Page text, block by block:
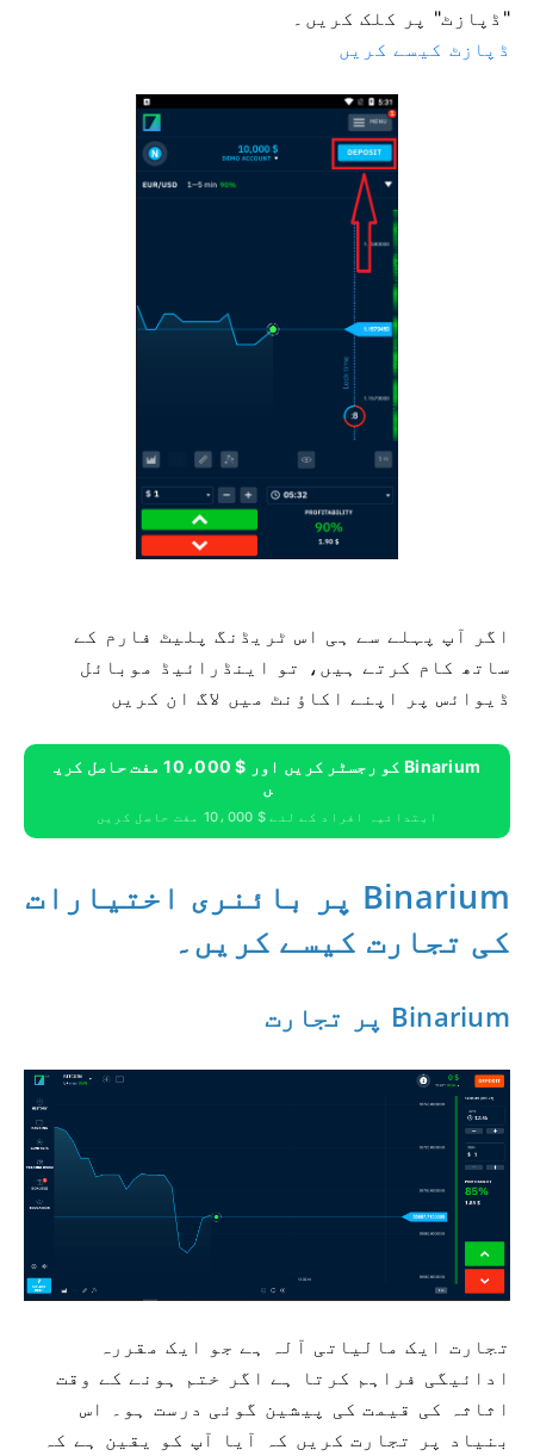
"ڈپازٹ" پر کلک کریں۔
ڈپازٹ کیسے کریں
اگر آپ پہلے سے ہی اس ٹریڈنگ پلیٹ فارم کے
ساتھ کام کرتے ہیں، تو اینڈرائیڈ موبائل
ڈیوائس پر اپنے اکاؤنٹ میں لاگ ان کریں
Binarium کو رجسٹر کریں اور $ 10،000 مفت حاصل کری
ں
ابتدائیہ افراد کے لئے $ 10،000 مفت حاصل کریں
Binarium پر بائنری اختیارات
کی تجارت کیسے کریں۔
Binarium پر تجارت
تجارت ایک مالیاتی آلہ ہے جو ایک مقررہ
ادائیگی فراہم کرتا ہے اگر ختم ہونے کے وقت
اثاثہ کی قیمت کی پیشین گوئی درست ہو۔ اس
بنیاد پر تجارت کریں کہ آیا آپ کو یقین ہے کہ